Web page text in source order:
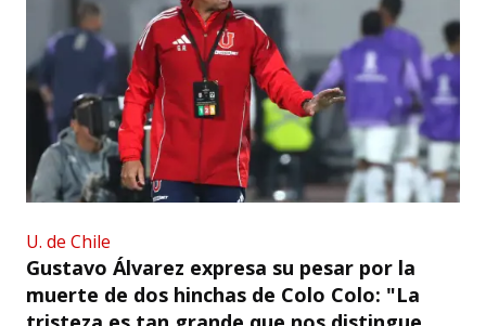
U. de Chile
Gustavo Álvarez expresa su pesar por la
muerte de dos hinchas de Colo Colo: "La